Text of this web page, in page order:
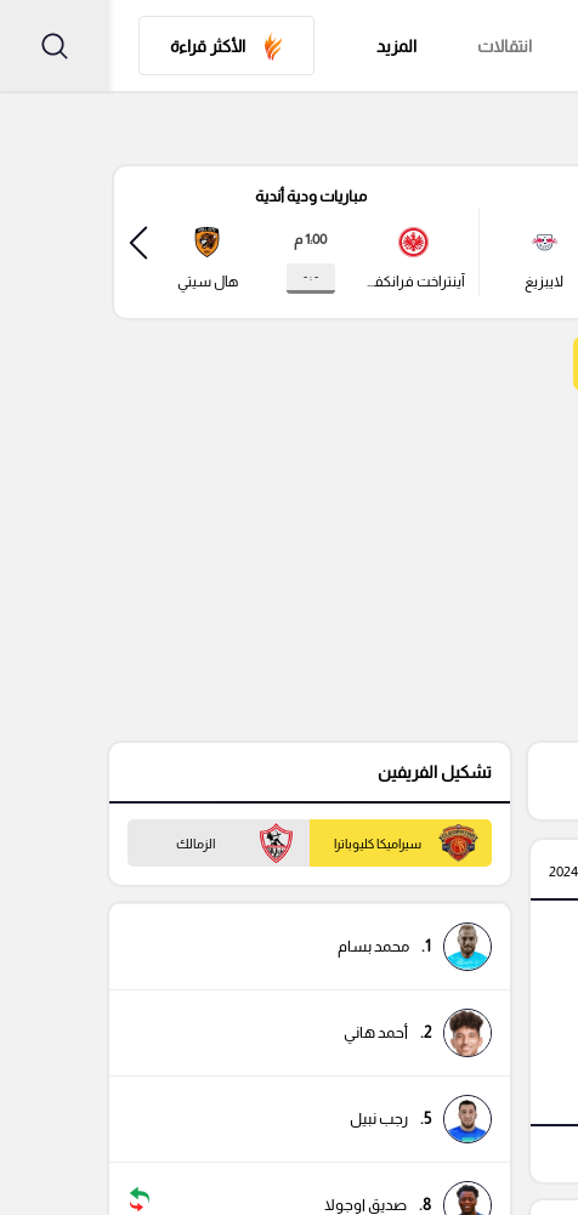
انتقالات المزيد الأكثر قراءة
لايبزيغ
مباريات ودية أندية
آينتراخت فرانكفورت
1:00 م
- : - هال سيتي
تشكيل الفريفين
سيراميكا كليوباترا الزمالك
1. محمد بسام
2. أحمد هاني
5. رجب نبيل
8. صديق اوجولا